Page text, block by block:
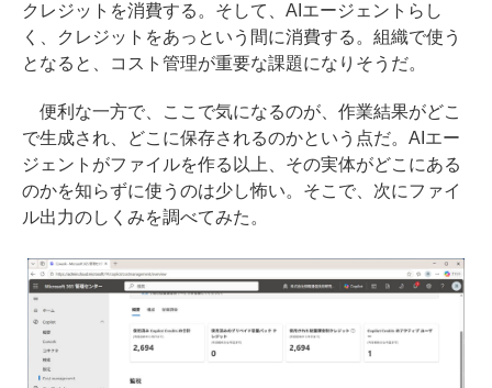
クレジットを消費する。そして、AIエージェントらし
く、クレジットをあっという間に消費する。組織で使う
となると、コスト管理が重要な課題になりそうだ。
便利な一方で、ここで気になるのが、作業結果がどこ
で生成され、どこに保存されるのかという点だ。AIエー
ジェントがファイルを作る以上、その実体がどこにある
のかを知らずに使うのは少し怖い。そこで、次にファイ
ル出力のしくみを調べてみた。